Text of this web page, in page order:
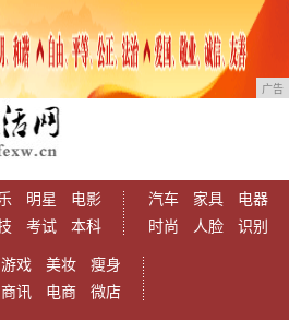
广告
明星
电影
考试 本科
汽车 家具
电器
时尚
人脸 识别
游戏 美妆
瘦身
商讯
电商 微店